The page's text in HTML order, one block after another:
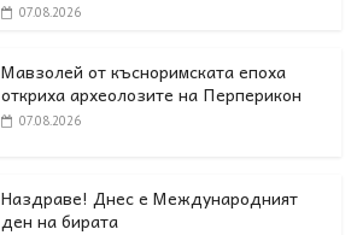
07.08.2026
Мавзолей от късноримската епоха
откриха археолозите на Перперикон
07.08.2026
Наздраве! Днес е Международният
ден на бирата